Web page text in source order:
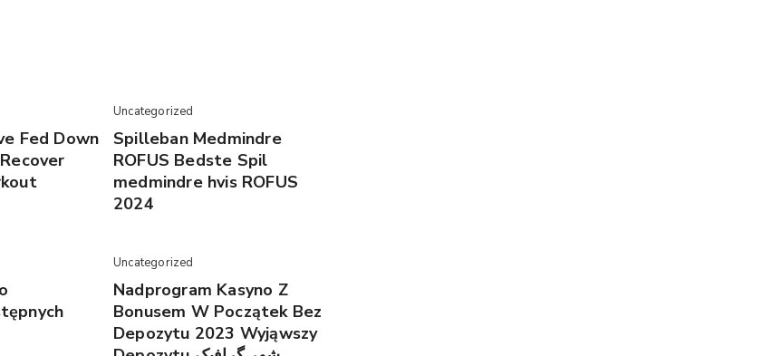
Fed Down
Uncategorized
Spilleban Medmindre
ROFUS Bedste Spil
medmindre hvis ROFUS
2024
Uncategorized
Nadprogram Kasyno Z
Bonusem W Początek Bez
Depozytu 2023 Wyjąwszy